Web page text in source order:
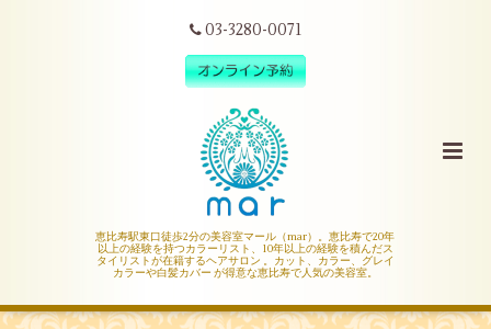
03-3280-0071
恵比寿駅東口徒歩2分の美容室マール（mar）。恵比寿で20年
以上の経験を持つカラーリスト、10年以上の経験を積んだス
タイリストが在籍するヘアサロン 。カット、カラー、グレイ
カラーや白髪カバー が得意な恵比寿で人気の美容室。